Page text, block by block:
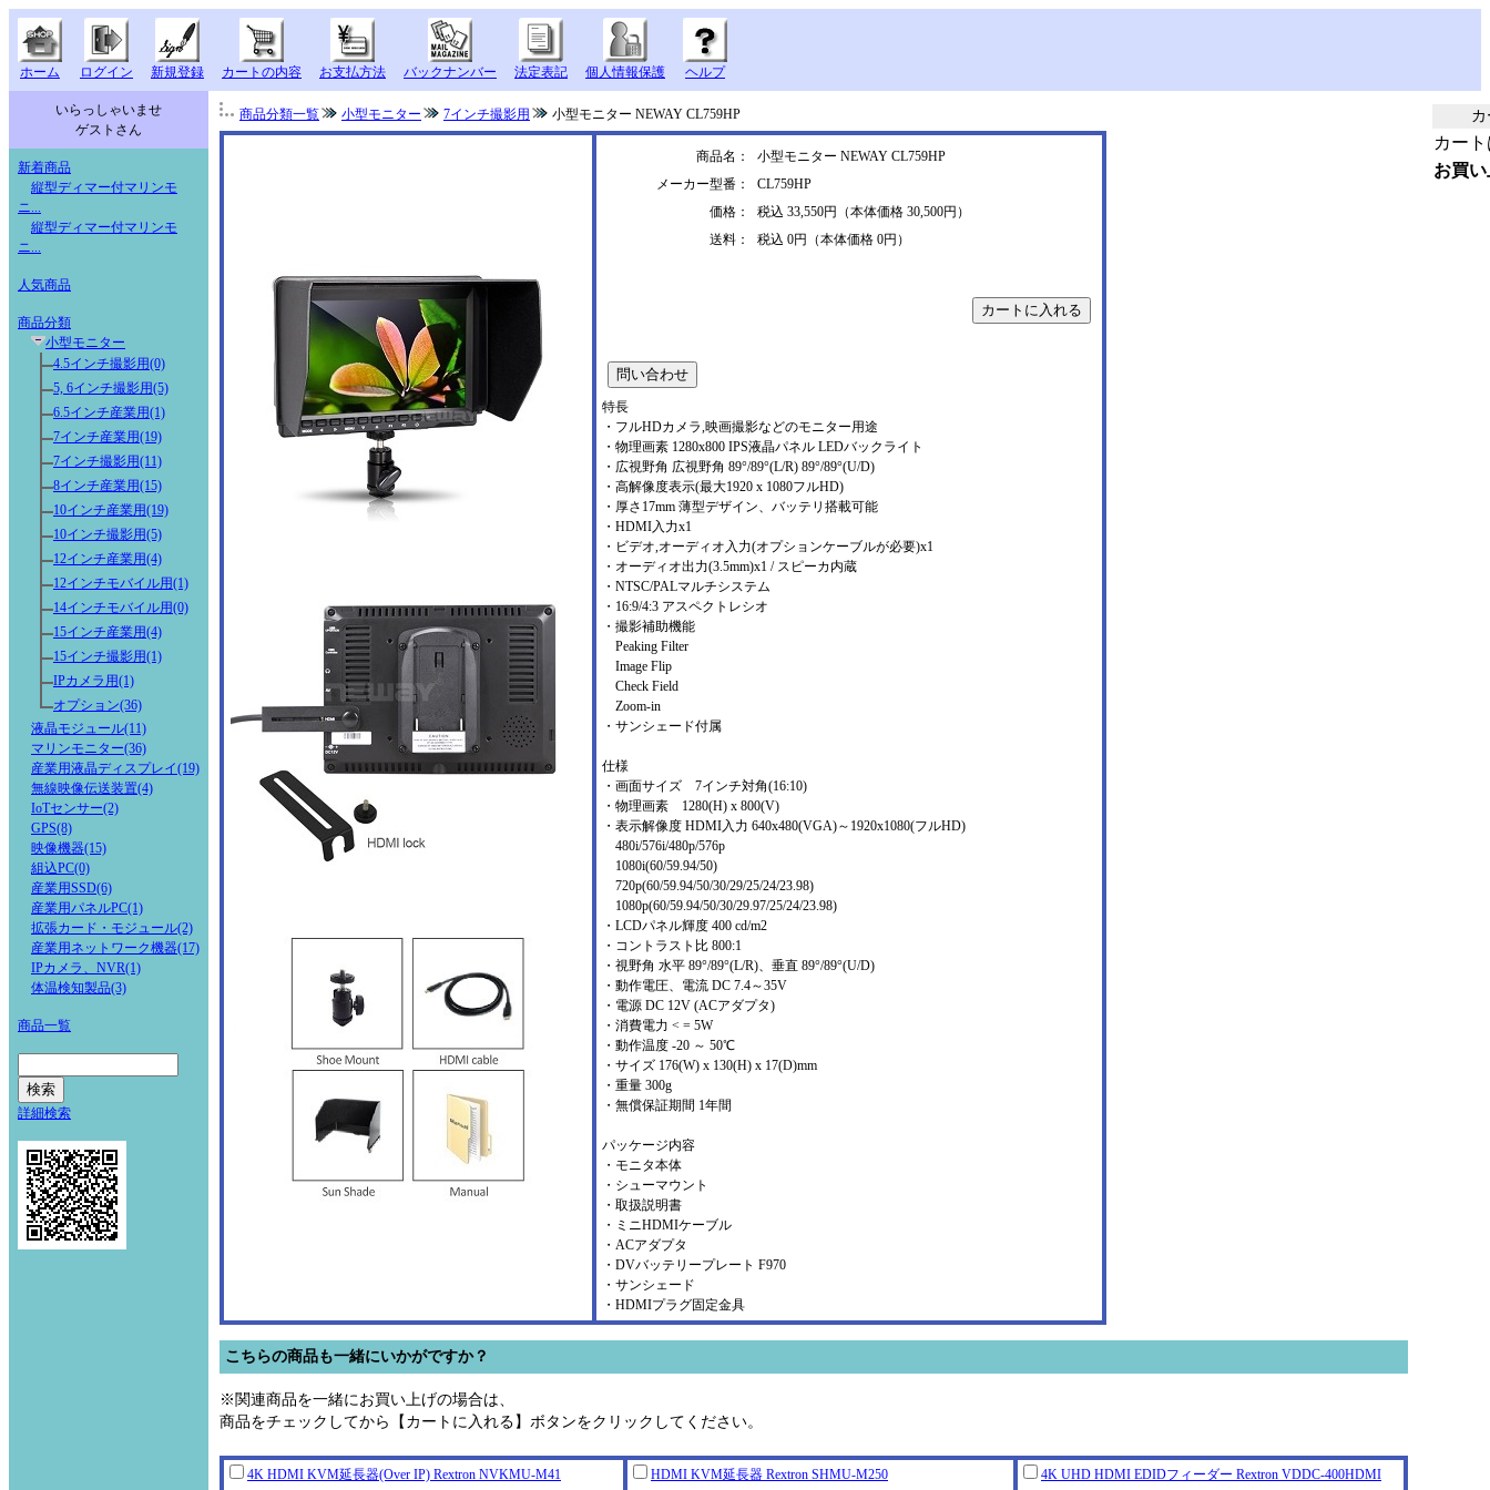
ホーム ログイン 新規登録 カートの内容 お支払方法 バックナンバー 法定表記 個人情報保護 ヘルプ
いらっしゃいませ
ゲストさん
新着商品
縦型ディマー付マリンモ
ニ...
縦型ディマー付マリンモ
ニ...
人気商品
商品分類
小型モニター
4.5インチ撮影用(0)
5, 6インチ撮影用(5)
6.5インチ産業用(1)
7インチ産業用(19)
7インチ撮影用(11)
8インチ産業用(15)
10インチ産業用(19)
10インチ撮影用(5)
12インチ産業用(4)
12インチモバイル用(1)
14インチモバイル用(0)
15インチ産業用(4)
15インチ撮影用(1)
IPカメラ用(1)
オプション(36)
液晶モジュール(11)
マリンモニター(36)
産業用液晶ディスプレイ(19)
無線映像伝送装置(4)
IoTセンサー(2)
GPS(8)
映像機器(15)
組込PC(0)
産業用SSD(6)
産業用パネルPC(1)
拡張カード・モジュール(2)
産業用ネットワーク機器(17)
IPカメラ、NVR(1)
体温検知製品(3)
商品一覧
詳細検索
商品分類一覧 小型モニター 7インチ撮影用 小型モニター NEWAY CL759HP
商品名：
小型モニター NEWAY CL759HP
メーカー型番：
CL759HP
価格：
税込 33,550円（本体価格 30,500円）
送料：
税込 0円（本体価格 0円）
特長
・フルHDカメラ,映画撮影などのモニター用途
・物理画素 1280x800 IPS液晶パネル LEDバックライト
・広視野角 広視野角 89°/89°(L/R) 89°/89°(U/D)
・高解像度表示(最大1920 x 1080フルHD)
・厚さ17mm 薄型デザイン、バッテリ搭載可能
・HDMI入力x1
・ビデオ,オーディオ入力(オプションケーブルが必要)x1
・オーディオ出力(3.5mm)x1 / スピーカ内蔵
・NTSC/PALマルチシステム
・16:9/4:3 アスペクトレシオ
・撮影補助機能
Peaking Filter
Image Flip
Check Field
Zoom-in
・サンシェード付属
仕様
・画面サイズ 7インチ対角(16:10)
・物理画素 1280(H) x 800(V)
・表示解像度 HDMI入力 640x480(VGA)～1920x1080(フルHD)
480i/576i/480p/576p
1080i(60/59.94/50)
720p(60/59.94/50/30/29/25/24/23.98)
1080p(60/59.94/50/30/29.97/25/24/23.98)
・LCDパネル輝度 400 cd/m2
・コントラスト比 800:1
・視野角 水平 89°/89°(L/R)、垂直 89°/89°(U/D)
・動作電圧、電流 DC 7.4～35V
・電源 DC 12V (ACアダプタ)
・消費電力 < = 5W
・動作温度 -20 ～ 50℃
・サイズ 176(W) x 130(H) x 17(D)mm
・重量 300g
・無償保証期間 1年間
パッケージ内容
・モニタ本体
・シューマウント
・取扱説明書
・ミニHDMIケーブル
・ACアダプタ
・DVバッテリープレート F970
・サンシェード
・HDMIプラグ固定金具
こちらの商品も一緒にいかがですか？
※関連商品を一緒にお買い上げの場合は、
商品をチェックしてから【カートに入れる】ボタンをクリックしてください。
4K HDMI KVM延長器(Over IP) Rextron NVKMU-M41 HDMI KVM延長器 Rextron SHMU-M250 4K UHD HDMI EDIDフィーダー Rextron VDDC-400HDMI
カー
お買